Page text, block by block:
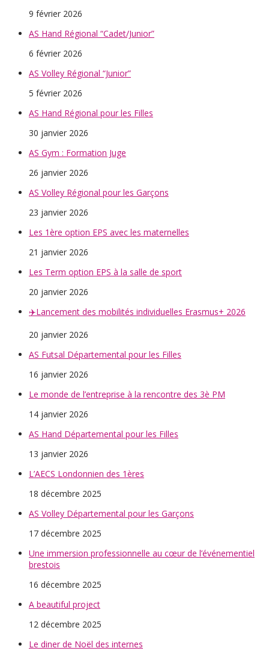
9 février 2026
AS Hand Régional “Cadet/Junior”
6 février 2026
AS Volley Régional “Junior”
5 février 2026
AS Hand Régional pour les Filles
30 janvier 2026
AS Gym : Formation Juge
26 janvier 2026
AS Volley Régional pour les Garçons
23 janvier 2026
Les 1ère option EPS avec les maternelles
21 janvier 2026
Les Term option EPS à la salle de sport
20 janvier 2026
✈️Lancement des mobilités individuelles Erasmus+ 2026
20 janvier 2026
AS Futsal Départemental pour les Filles
16 janvier 2026
Le monde de l’entreprise à la rencontre des 3è PM
14 janvier 2026
AS Hand Départemental pour les Filles
13 janvier 2026
L’AECS Londonnien des 1ères
18 décembre 2025
AS Volley Départemental pour les Garçons
17 décembre 2025
Une immersion professionnelle au cœur de l’événementiel
brestois
16 décembre 2025
A beautiful project
12 décembre 2025
Le diner de Noël des internes